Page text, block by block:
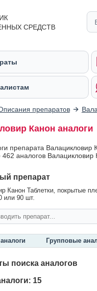
СРЕДСТВ
препаратов
Канон аналоги
препарата Валацикловир
462 аналогов Валацикловир
препарат
Канон Таблетки, покрытые
или 90 шт.
Групповые
поиска аналогов
15